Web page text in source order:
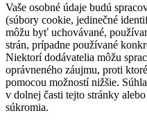
Vaše osobné údaje budú
(súbory cookie, jedinečné
môžu byť uchovávané,
strán, prípadne používané
Niektorí dodávatelia môžu
oprávneného záujmu, proti
pomocou možností nižšie.
v dolnej časti tejto stránky
súkromia.